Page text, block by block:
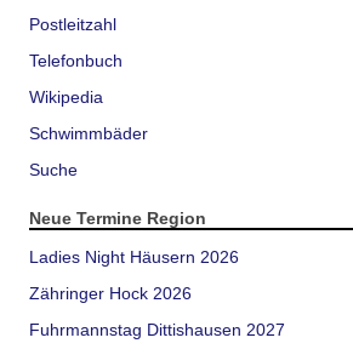
Postleitzahl
Telefonbuch
Wikipedia
Schwimmbäder
Suche
Neue Termine Region
Ladies Night Häusern 2026
Zähringer Hock 2026
Fuhrmannstag Dittishausen 2027